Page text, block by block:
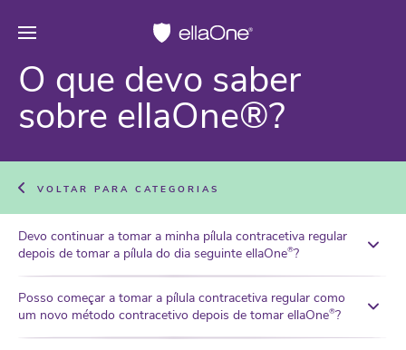
O que devo saber
sobre ellaOne®?
VOLTAR PARA CATEGORIAS
Devo continuar a tomar a minha pílula contracetiva regular
depois de tomar a pílula do dia seguinte ellaOne®?
Posso começar a tomar a pílula contracetiva regular como
um novo método contracetivo depois de tomar ellaOne®?